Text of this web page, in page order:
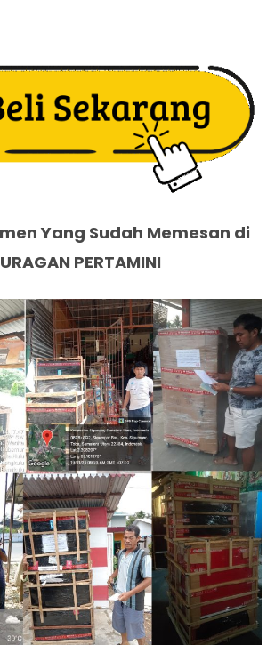
Yang Sudah Memesan di
PERTAMINI